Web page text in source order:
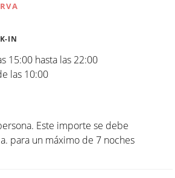
IN
15:00 hasta las 22:00
las 10:00
Este importe se debe
para un máximo de 7 noches